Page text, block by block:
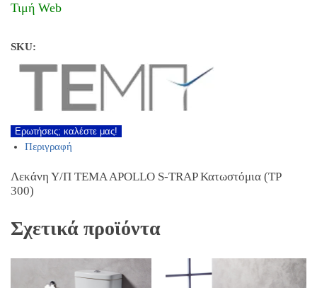
Τιμή Web
SKU:
Ερωτήσεις; καλέστε μας!
Περιγραφή
Λεκάνη Υ/Π TEMA APOLLO S-TRAP Κατωστόμια (TP
300)
Σχετικά προϊόντα